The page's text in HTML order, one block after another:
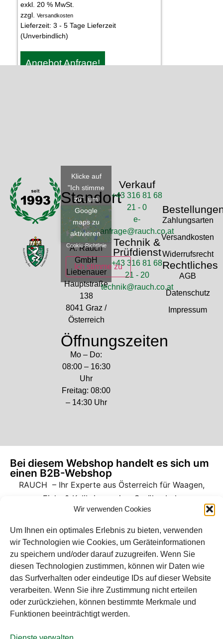
Wir verwenden Cookies
Um Ihnen ein optimales Erlebnis zu bieten, verwenden
wir Technologien wie Cookies, um Geräteinformationen
zu speichern und/oder darauf zuzugreifen. Wenn Sie
diesen Technologien zustimmen, können wir Daten wie
das Surfverhalten oder eindeutige IDs auf dieser Website
verarbeiten. Wenn Sie ihre Zustimmung nicht erteilen
oder zurückziehen, können bestimmte Merkmale und
Funktionen beeinträchtigt werden.
exkl. 20 % MwSt.
zzgl.
Versandkosten
Lieferzeit: 3 - 5 Tage Lieferzeit
(Unverbindlich)
Angebot Anfrage!
Standort
Klicke auf
"Ich stimme
zu", um
Google
maps zu
aktivieren
Cookie-Richtlinie
Ich stimme zu
A. Rauch
GmbH
Liebenauer
Hauptstraße
138
8041 Graz /
Österreich
Öffnungszeiten
Mo – Do:
08:00 – 16:30
Uhr
Freitag: 08:00
– 14:30 Uhr
Verkauf
+43 316 81 68
21 - 0
e-
anfrage@rauch.co.at
Technik &
Prüfdienst
+43 316 81 68
21 - 20
technik@rauch.co.at
Zahlungsarten
Versandkosten
Widerrufsrecht
Rechtliches
AGB
Datenschutz
Impressum
Bei diesem Webshop handelt es sich um
einen B2B-Webshop
RAUCH – Ihr Experte aus Österreich für Waagen,
Eich- & Kalibrierservice, Sprühnebel-
Zerstäubungstechnik und Lebensmittelmaschinen.
Sämtliche Angebote der A. Rauch GmbH richten sich
nicht an Verbraucher, sondern ausschließlich an
gewerbliche Kunden, Institutionen, Kommunen usw.
aus Österreich, Deutschland und der Schweiz
(weitere Länder auf Anfrage). Alle Preisangaben
zzgl. MwSt. und zzgl. Versandkosten. Es gelten die
AGB der A. Rauch GmbH.